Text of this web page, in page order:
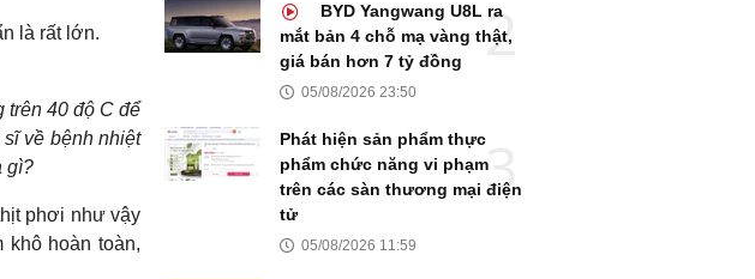
là rất lớn.
trên 40 độ C để
về bệnh nhiệt
gì?
phơi như vậy
hoàn toàn,
BYD Yangwang U8L ra
mắt bản 4 chỗ mạ vàng thật,
giá bán hơn 7 tỷ đồng
05/08/2026 23:50
Phát hiện sản phẩm thực
phẩm chức năng vi phạm
trên các sàn thương mại điện
tử
05/08/2026 11:59